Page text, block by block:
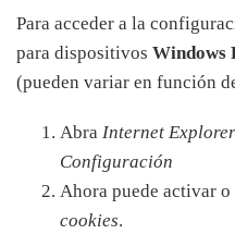
Para acceder a la
para dispositivos Windows
(pueden variar en función
Abra Internet Explorer
Configuración
Ahora puede activar
cookies.